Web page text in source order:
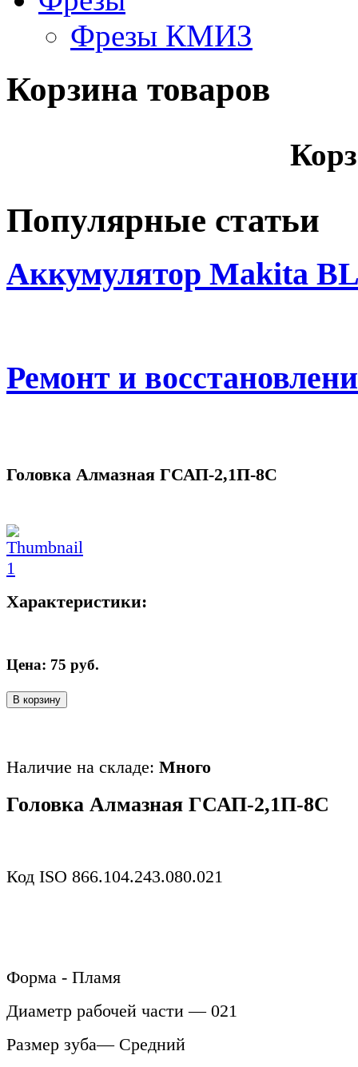
Фрезы КМИЗ
Корзина товаров
Популярные статьи
Аккумулятор Makita
Ремонт и
Головка Алмазная ГСАП-2,1П-8С
Характеристики:
Цена: 75 руб.
В корзину
Наличие на складе: Много
Головка Алмазная ГСАП-2,1П-8С
Код ISO 866.104.243.080.021
Форма - Пламя
Диаметр рабочей части — 021
Размер зуба— Средний